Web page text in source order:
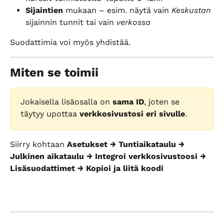
Sijaintien mukaan – esim. näytä vain Keskustan
sijainnin tunnit tai vain verkossa
Suodattimia voi myös yhdistää.
Miten se toimii
Jokaisella lisäosalla on sama ID, joten se
täytyy upottaa verkkosivustosi eri sivulle.
Siirry kohtaan Asetukset → Tuntiaikataulu →
Julkinen aikataulu → Integroi verkkosivustoosi →
Lisäsuodattimet → Kopioi ja liitä koodi